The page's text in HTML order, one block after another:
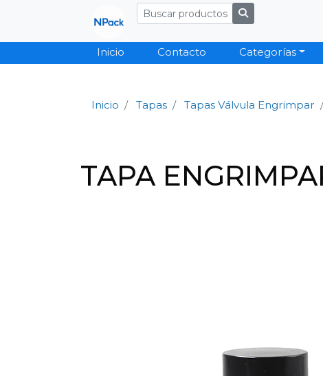
Inicio Contacto Categorías
Inicio Tapas Tapas Válvula Engrimpar
TAPA